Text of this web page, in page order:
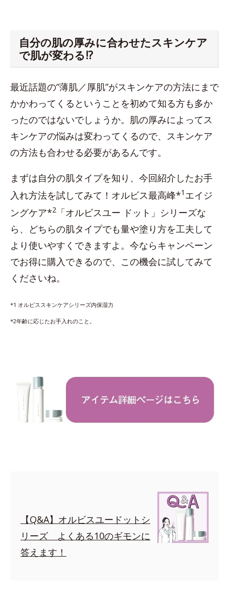
自分の肌の厚みに合わせたスキンケア
で肌が変わる!?
最近話題の“薄肌／厚肌”がスキンケアの方法にまで
かかわってくるということを初めて知る方も多か
ったのではないでしょうか。肌の厚みによってス
キンケアの悩みは変わってくるので、スキンケア
の方法も合わせる必要があるんです。
まずは自分の肌タイプを知り、今回紹介したお手
入れ方法を試してみて！オルビス最高峰*1 エイジ
ングケア*2 「オルビスユー ドット」シリーズな
ら、どちらの肌タイプでも量や塗り方を工夫して
より使いやすくできますよ。今ならキャンペーン
でお得に購入できるので、この機会に試してみて
くださいね。
*1 オルビススキンケアシリーズ内保湿力
*2年齢に応じたお手入れのこと。
【Q&A】オルビスユードットシ
リーズ よくある10のギモンに
答えます！